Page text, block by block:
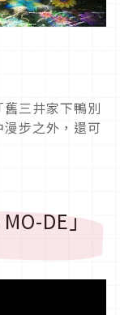
三井家下鴨別
步之外，還可
DE」